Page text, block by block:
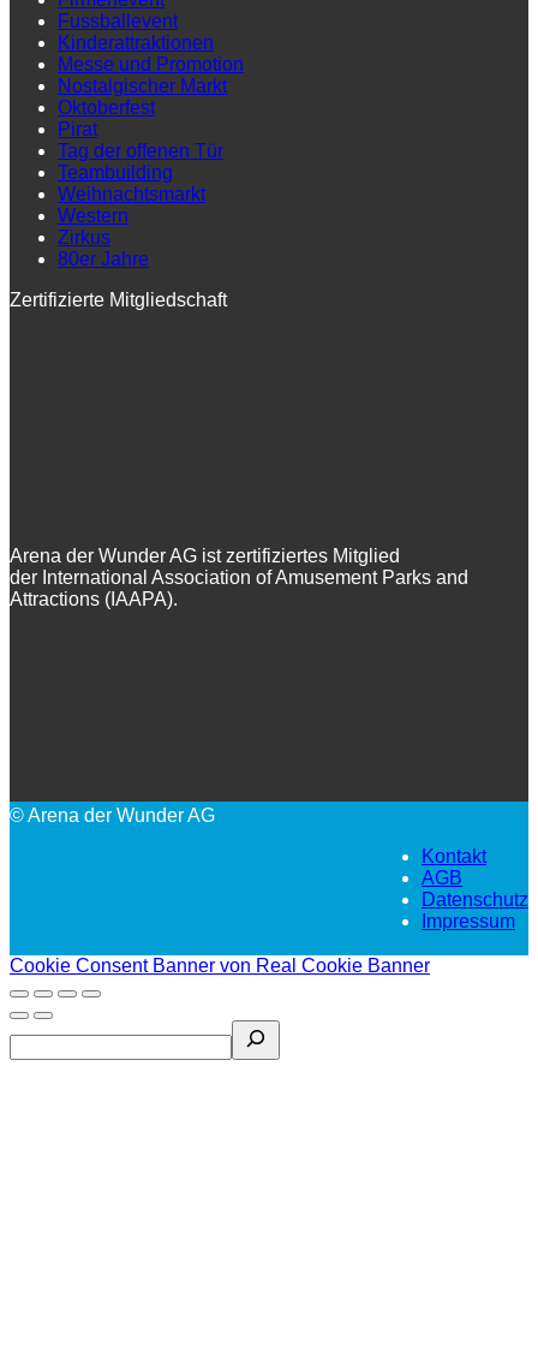
Fussballevent
Kinderattraktionen
Messe und Promotion
Nostalgischer Markt
Oktoberfest
Pirat
Tag der offenen Tür
Teambuilding
Weihnachtsmarkt
Western
Zirkus
80er Jahre
Zertifizierte Mitgliedschaft
Arena der Wunder AG ist zertifiziertes Mitglied
der International Association of Amusement Parks and
Attractions (IAAPA).
© Arena der Wunder AG
Kontakt
AGB
Datenschutz
Impressum
Cookie Consent Banner von Real Cookie Banner